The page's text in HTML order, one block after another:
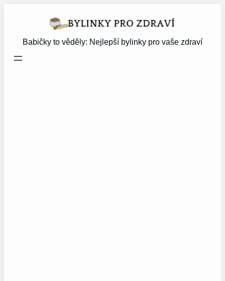
Babičky to věděly: Nejlepší bylinky pro vaše zdraví